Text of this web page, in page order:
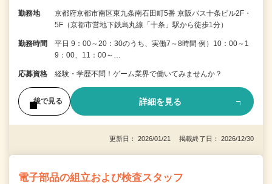
勤務地
京都府京都市南区東九条南石田町5番 京阪バス十条ビル2F・
5F（京都市営地下鉄烏丸線「十条」駅から徒歩1分）
勤務時間
平日 9：00～20：30のうち、実働7～8時間 例）10：00～1
9：00、11：00～…
応募資格 経験・学歴不問！ゲーム業界で働いてみませんか？
後で見る 詳細を見る
更新日： 2026/01/21 掲載終了日： 2026/12/30
電子部品の組立および検査スタッフ